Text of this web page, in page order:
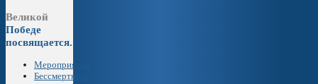
Великой
Победе
посвящается...
Мероприятия
Бессмертный